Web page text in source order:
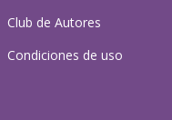
Club de Autores
Condiciones de uso